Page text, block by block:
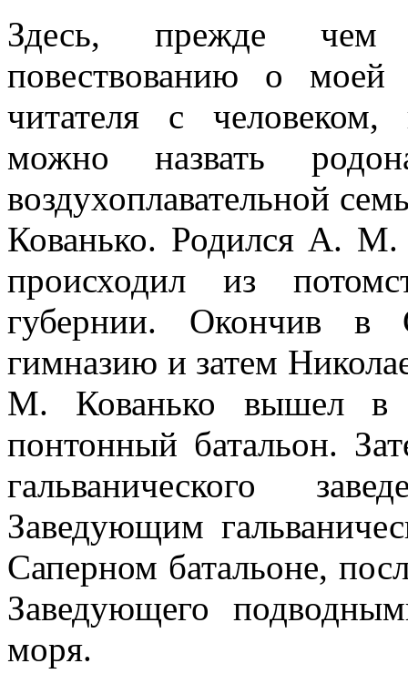
Здесь, прежде чем
повествованию о моей
читателя с человеком,
можно назвать
воздухоплавательной
Кованько. Родился А. М.
происходил из
губернии. Окончив в
гимназию и затем
М. Кованько вышел в
понтонный батальон.
гальванического
Заведующим
Саперном батальоне,
Заведующего
моря.